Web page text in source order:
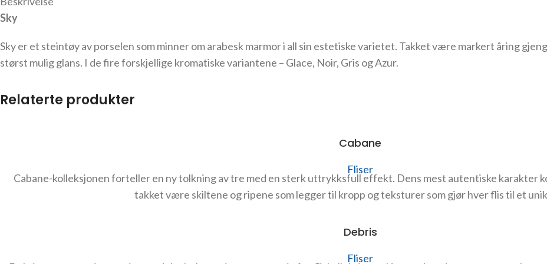
Sky
Sky er et steintøy av porselen som minner om arabesk marmor i all sin estetiske varietet. Takket være markert åring
størst mulig glans. I de fire forskjellige kromatiske variantene – Glace, Noir, Gris og Azur.
Relaterte produkter
Cabane
Fliser
Cabane-kolleksjonen forteller en ny tolkning av tre med en sterk uttrykksfull effekt. Dens mest autentiske karakter
takket være skiltene og ripene som legger til kropp og teksturer som gjør hver flis til et
Debris
Fliser